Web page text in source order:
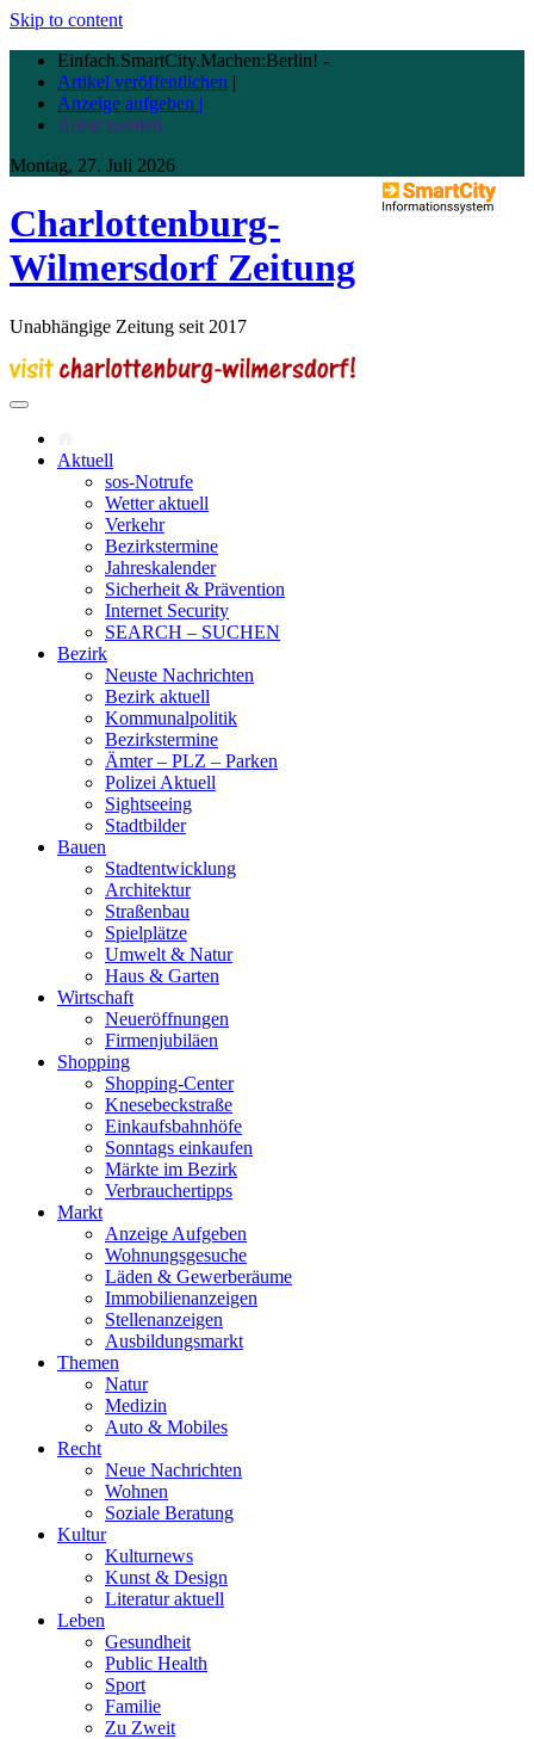
Skip to content
Einfach.SmartCity.Machen:Berlin! -
Artikel veröffentlichen |
Anzeige aufgeben |
Autor werden
Montag, 27. Juli 2026
Charlottenburg-
Wilmersdorf Zeitung
Unabhängige Zeitung seit 2017
Aktuell
sos-Notrufe
Wetter aktuell
Verkehr
Bezirkstermine
Jahreskalender
Sicherheit & Prävention
Internet Security
SEARCH – SUCHEN
Bezirk
Neuste Nachrichten
Bezirk aktuell
Kommunalpolitik
Bezirkstermine
Ämter – PLZ – Parken
Polizei Aktuell
Sightseeing
Stadtbilder
Bauen
Stadtentwicklung
Architektur
Straßenbau
Spielplätze
Umwelt & Natur
Haus & Garten
Wirtschaft
Neueröffnungen
Firmenjubiläen
Shopping
Shopping-Center
Knesebeckstraße
Einkaufsbahnhöfe
Sonntags einkaufen
Märkte im Bezirk
Verbrauchertipps
Markt
Anzeige Aufgeben
Wohnungsgesuche
Läden & Gewerberäume
Immobilienanzeigen
Stellenanzeigen
Ausbildungsmarkt
Themen
Natur
Medizin
Auto & Mobiles
Recht
Neue Nachrichten
Wohnen
Soziale Beratung
Kultur
Kulturnews
Kunst & Design
Literatur aktuell
Leben
Gesundheit
Public Health
Sport
Familie
Zu Zweit